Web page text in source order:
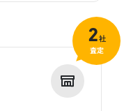
2社
査定